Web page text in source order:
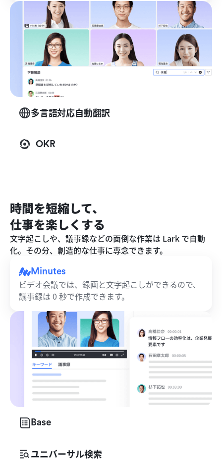
多言語対応自動翻訳
OKR
時間を短縮して、
仕事を楽しくする
文字起こしや、議事録などの面倒な作業は Lark で自動
化。その分、創造的な仕事に専念できます。
Minutes
ビデオ会議では、録画と文字起こしができるので、
議事録は 0 秒で作成できます。
Base
ユニバーサル検索